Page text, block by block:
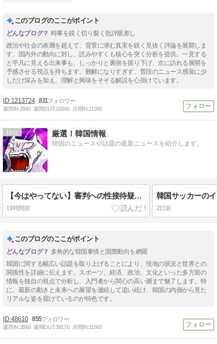
このブログのここがポイント
時事を鋭く切り裂く批評眼差し
政治や社会の表層を超えて、背景に潜む真実を鋭く見抜く評論を展開しま
す。国内外の動向に対し、読みやすくも核心を突く分析を提供。一見する
と平凡に見える出来事も、しっかりと裏側を掘り下げ、次に訪れる展開を
予感させる視点を持ちます。難解になりすぎず、普段のニュース感覚に少
しだけ深みを加え、理解と興味をそそる解説を心掛けています。
1213724 811
週間IN:2980 週間OUT:20340 月間IN:11030
16 厳選！韓国情報
韓国のニュースや話題の最新ニュースを紹介します。
【今はやってない】審判への性接待疑惑…大韓サッカー協会が声明「現在は一切発生していない」
19時間前
韓国サッカーの
2日前
このブログのここがポイント
多角的な韓国事情と国際動向を網羅
韓国に関する幅広い話題を取り上げることにより、現地の状況と世界との
関係性を詳細に伝えます。スポーツ、経済、政治、文化といった多方面の
情報を独自の視点で分析し、入門者から関心の高い層まで魅了します。特
に、最新の動きと未来への展望を連続して追い続け、韓国の内側から見た
リアルな姿を届けているのが特色です。
48610 855
週間IN:2860 週間OUT:38170 月間IN:11560